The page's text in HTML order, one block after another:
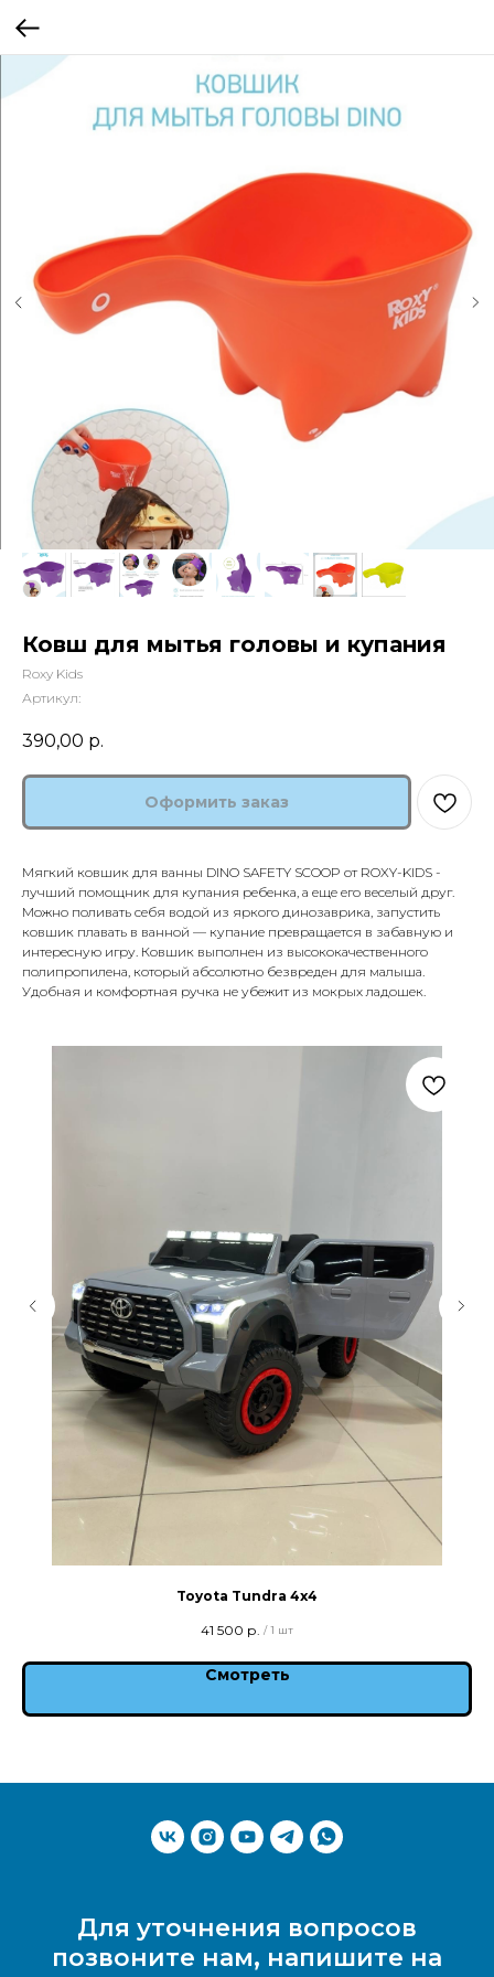
Ковш для мытья головы и купания
Roxy Kids
Артикул:
390,00 р.
Оформить заказ
Мягкий ковшик для ванны DINO SAFETY SCOOP от ROXY-KIDS -
лучший помощник для купания ребенка, а еще его веселый друг.
Можно поливать себя водой из яркого динозаврика, запустить
ковшик плавать в ванной — купание превращается в забавную и
интересную игру. Ковшик выполнен из высококачественного
полипропилена, который абсолютно безвреден для малыша.
Удобная и комфортная ручка не убежит из мокрых ладошек.
Toyota Tundra 4x4
41 500 р. / 1 шт
Смотреть
Для уточнения вопросов
позвоните нам, напишите на